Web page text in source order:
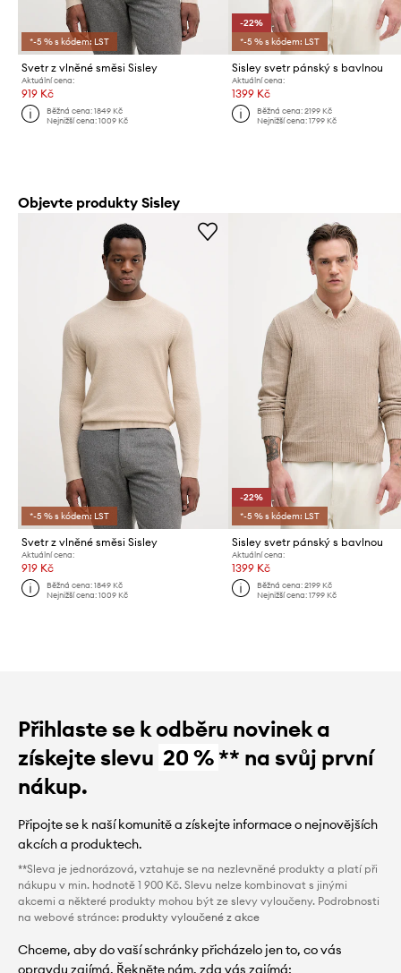
*-5 % s kódem: LST
Svetr z vlněné směsi Sisley
Aktuální cena:
919 Kč
Běžná cena:1849 Kč
Nejnižší cena:1009 Kč
-22%
*-5 % s kódem: LST
Sisley svetr pánský s bavlnou
Aktuální cena:
1399 Kč
Běžná cena: 2199 Kč
Nejnižší cena: 1799 Kč
Objevte produkty Sisley
*-5 % s kódem: LST
Svetr z vlněné směsi Sisley
Aktuální cena:
919 Kč
Běžná cena:1849 Kč
Nejnižší cena:1009 Kč
-22%
*-5 % s kódem: LST
Sisley svetr pánský s bavlnou
Aktuální cena:
1399 Kč
Běžná cena: 2199 Kč
Nejnižší cena: 1799 Kč
Přihlaste se k odběru novinek a
získejte slevu 20 %** na svůj první
nákup.
Připojte se k naší komunitě a získejte informace o nejnovějších
akcích a produktech.
**Sleva je jednorázová, vztahuje se na nezlevněné produkty a platí při
nákupu v min. hodnotě 1 900 Kč. Slevu nelze kombinovat s jinými
akcemi a některé produkty mohou být ze slevy vyloučeny. Podrobnosti
na webové stránce: produkty vyloučené z akce
Chceme, aby do vaší schránky přicházelo jen to, co vás
opravdu zajímá. Řekněte nám, zda vás zajímá: